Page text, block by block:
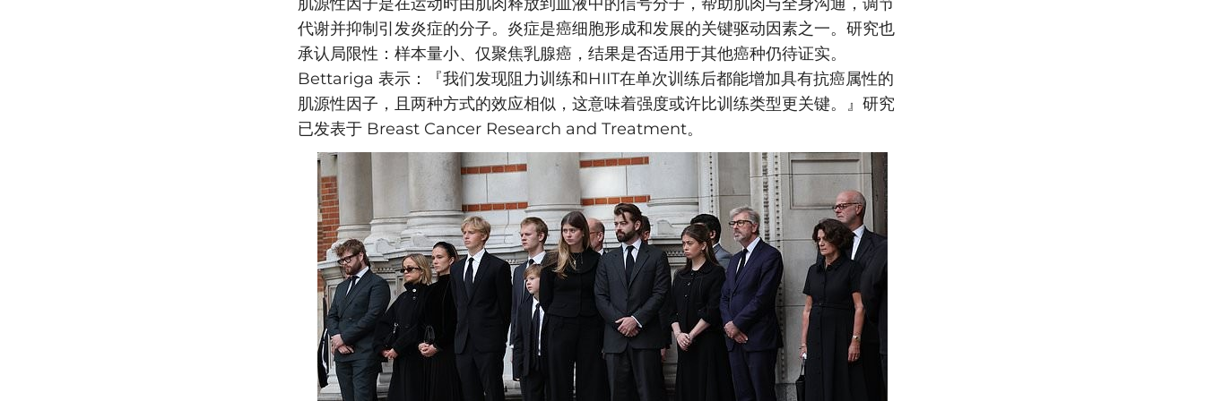
代谢并抑制引发炎症的分子。炎症是癌细胞形成和发展的关键驱动因素之一。研究也
承认局限性：样本量小、仅聚焦乳腺癌，结果是否适用于其他癌种仍待证实。
Bettariga 表示：『我们发现阻力训练和HIIT在单次训练后都能增加具有抗癌属性的
肌源性因子，且两种方式的效应相似，这意味着强度或许比训练类型更关键。』研究
已发表于 Breast Cancer Research and Treatment。